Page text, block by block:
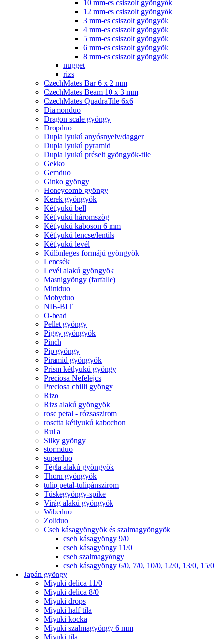
10 mm-es csiszolt gyöngyök
12 mm-es csiszolt gyöngyök
3 mm-es csiszolt gyöngyök
4 mm-es csiszolt gyöngyök
5 mm-es csiszolt gyöngyök
6 mm-es csiszolt gyöngyök
8 mm-es csiszolt gyöngyök
nugget
rizs
CzechMates Bar 6 x 2 mm
CzechMates Beam 10 x 3 mm
CzechMates QuadraTile 6x6
Diamonduo
Dragon scale gyöngy
Dropduo
Dupla lyukú anyósnyelv/dagger
Dupla lyukú pyramid
Dupla lyukú préselt gyöngyök-tile
Gekko
Gemduo
Ginko gyöngy
Honeycomb gyöngy
Kerek gyöngyök
Kétlyukú bell
Kétlyukú háromszög
Kétlyukú kaboson 6 mm
Kétlyukú lencse/lentils
Kétlyukú levél
Különleges formájú gyöngyök
Lencsék
Levél alakú gyöngyök
Masnigyöngy (farfalle)
Miniduo
Mobyduo
NIB-BIT
O-bead
Pellet gyöngy
Piggy gyöngyök
Pinch
Pip gyöngy
Piramid gyöngyök
Prism kétlyukú gyöngy
Preciosa Nefelejcs
Preciosa chilli gyöngy
Rizo
Rizs alakú gyöngyök
rose petal - rózsaszirom
rosetta kétlyukú kabochon
Rulla
Silky gyöngy
stormduo
superduo
Tégla alakú gyöngyök
Thorn gyöngyök
tulip petal-tulipánszirom
Tüskegyöngy-spike
Virág alakú gyöngyök
Wibeduo
Zoliduo
Cseh kásagyöngyök és szalmagyöngyök
cseh kásagyöngy 9/0
cseh kásagyöngy 11/0
cseh szalmagyöngy
cseh kásagyöngy 6/0, 7/0, 10/0, 12/0, 13/0, 15/0
Japán gyöngy
Miyuki delica 11/0
Miyuki delica 8/0
Miyuki drops
Miyuki half tila
Miyuki kocka
Miyuki szalmagyöngy 6 mm
Miyuki tila